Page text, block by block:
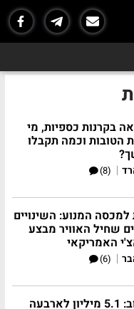
בקרנות כספיות, מי
הטובות וכמה תקבלו
|
(8)
המנוע: השינויים
שחיל האוויר מבצע
האמריקאי
|
(6)
בורוכוב: 5.1 מיליון לארבעה